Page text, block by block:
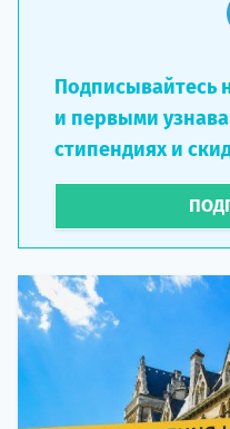
Подписывайтесь
и первыми
стипендиях и